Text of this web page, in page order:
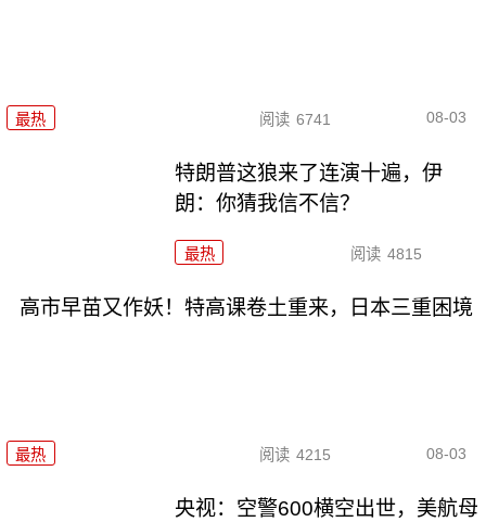
最热 阅读 6741 08-03
特朗普这狼来了连演十遍，伊
朗：你猜我信不信？
最热 阅读 4815
高市早苗又作妖！特高课卷土重来，日本三重困境
最热 阅读 4215 08-03
央视：空警600横空出世，美航母